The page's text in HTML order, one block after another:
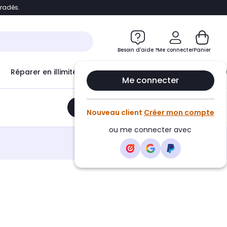
Accéder directement au chatbot
Besoin d'aide ?Me connecter
Me connecter
Nouveau client Créer mon compte
ou me connecter avec
Panier
Réparer en illimité avec Le Club Infinity
Ajouter au panier